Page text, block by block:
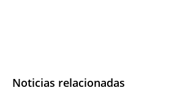
Noticias relacionadas